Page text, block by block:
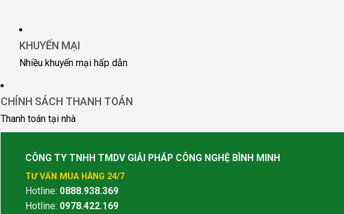
KHUYẾN MẠI
Nhiều khuyến mại hấp dẫn
CHÍNH SÁCH THANH TOÁN
Thanh toán tại nhà
CÔNG TY TNHH TMDV GIẢI PHÁP CÔNG NGHỆ BÌNH MINH
TƯ VẤN MUA HÀNG 24/7
Hotline: 0888.938.369
Hotline: 0978.422.169